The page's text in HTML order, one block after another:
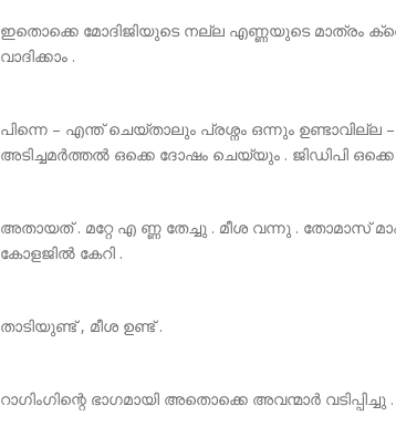
ഇതൊക്കെ മോദിജിയുടെ നല്ല എണ്ണയുടെ മാത്രം
വാദിക്കാം .
പിന്നെ – എന്ത് ചെയ്താലും പ്രശ്നം ഒന്നും
അടിച്ചമർത്തൽ ഒക്കെ ദോഷം ചെയ്യും . ജിഡിപി
അതായത് . മറ്റേ എ ണ്ണ തേച്ചു . മീശ വന്നു . തോമാസ്
കോളജിൽ കേറി .
താടിയുണ്ട് , മീശ ഉണ്ട് .
റാഗിംഗിന്റെ ഭാഗമായി അതൊക്കെ അവന്മാർ വടിപ്പിച്ചു .